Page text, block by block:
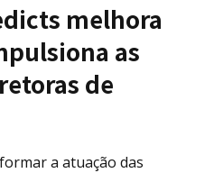
melhora
as
de
a atuação das